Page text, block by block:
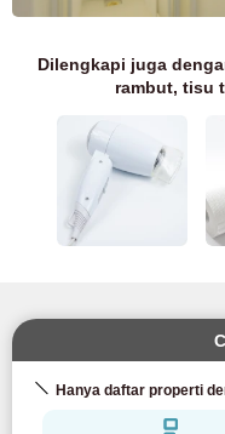
Dilengkapi juga
rambut, tisu
Hanya daftar properti